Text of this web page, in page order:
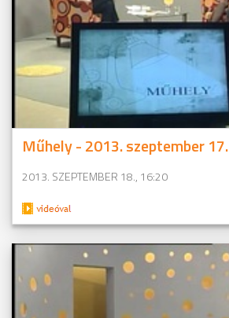
Műhely - 2013. szeptember 17.
2013. SZEPTEMBER 18., 16:20